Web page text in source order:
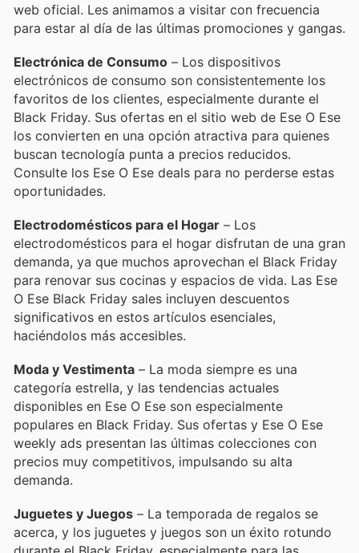
web oficial. Les animamos a visitar con frecuencia
para estar al día de las últimas promociones y gangas.
Electrónica de Consumo – Los dispositivos
electrónicos de consumo son consistentemente los
favoritos de los clientes, especialmente durante el
Black Friday. Sus ofertas en el sitio web de Ese O Ese
los convierten en una opción atractiva para quienes
buscan tecnología punta a precios reducidos.
Consulte los Ese O Ese deals para no perderse estas
oportunidades.
Electrodomésticos para el Hogar – Los
electrodomésticos para el hogar disfrutan de una gran
demanda, ya que muchos aprovechan el Black Friday
para renovar sus cocinas y espacios de vida. Las Ese
O Ese Black Friday sales incluyen descuentos
significativos en estos artículos esenciales,
haciéndolos más accesibles.
Moda y Vestimenta – La moda siempre es una
categoría estrella, y las tendencias actuales
disponibles en Ese O Ese son especialmente
populares en Black Friday. Sus ofertas y Ese O Ese
weekly ads presentan las últimas colecciones con
precios muy competitivos, impulsando su alta
demanda.
Juguetes y Juegos – La temporada de regalos se
acerca, y los juguetes y juegos son un éxito rotundo